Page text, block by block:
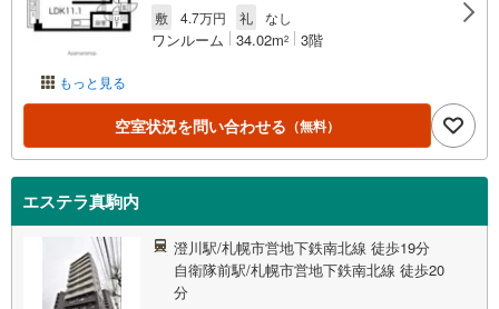
もっと見る
敷
4.7万円 礼 なし
ワンルーム 34.02m2 3階
空室状況を問い合わせる （無料）
エステラ真駒内
澄川駅/札幌市営地下鉄南北線 徒歩19分
自衛隊前駅/札幌市営地下鉄南北線 徒歩20
分